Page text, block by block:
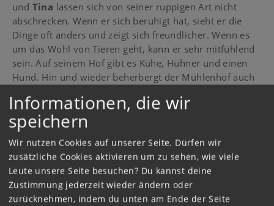
und Tina lassen sich von seiner ruppigen Art nicht
abschrecken. Wenn er sich beruhigt hat, sieht er die
Dinge oft anders und zeigt sich freundlicher. Wenn es
um das Wohl von Tieren geht, kann er sehr mitfühlend
sein. Auf seinem Hof gibt es Kühe, Hühner und einen
Hund. Hin und wieder beherbergt der Mühlenhof auch
Finde die Küken auf dem
Heuboden:
Spieledas Spiel „Kükenalarm"!
Informationen, die wir
speichern
Wir nutzen Cookies auf unserer Seite. Dürfen wir
zusätzliche Cookies aktivieren um zu sehen, wie viele
Leute unsere Seite besuchen? Du kannst deine
Zustimmung jederzeit wieder ändern oder
zurücknehmen, indem du unten am Ende der Seite